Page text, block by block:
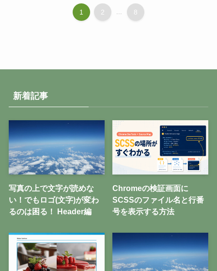
1 2 8
新着記事
写真の上で文字が読めな
い！でもロゴ(文字)が変わ
るのは困る！ Header編
Chromeの検証画面に
SCSSのファイル名と行番
号を表示する方法